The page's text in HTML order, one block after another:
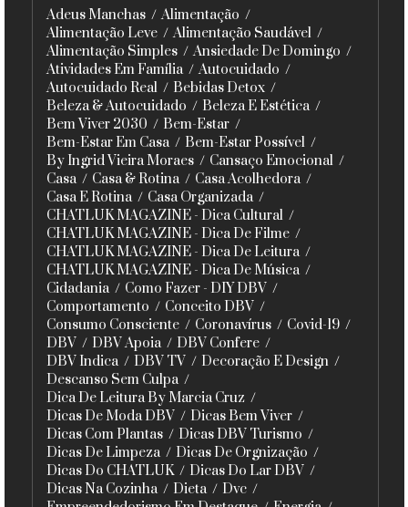
Adeus Manchas
Alimentação
Alimentação Leve
Alimentação Saudável
Alimentação Simples
Ansiedade De Domingo
Atividades Em Família
Autocuidado
Autocuidado Real
Bebidas Detox
Beleza & Autocuidado
Beleza E Estética
Bem Viver 2030
Bem-Estar
Bem-Estar Em Casa
Bem-Estar Possível
By Ingrid Vieira Moraes
Cansaço Emocional
Casa
Casa & Rotina
Casa Acolhedora
Casa E Rotina
Casa Organizada
CHATLUK MAGAZINE - Dica Cultural
CHATLUK MAGAZINE - Dica De Filme
CHATLUK MAGAZINE - Dica De Leitura
CHATLUK MAGAZINE - Dica De Música
Cidadania
Como Fazer - DIY DBV
Comportamento
Conceito DBV
Consumo Consciente
Coronavírus
Covid-19
DBV
DBV Apoia
DBV Confere
DBV Indica
DBV TV
Decoração E Design
Descanso Sem Culpa
Dica De Leitura By Marcia Cruz
Dicas De Moda DBV
Dicas Bem Viver
Dicas Com Plantas
Dicas DBV Turismo
Dicas De Limpeza
Dicas De Orgnização
Dicas Do CHATLUK
Dicas Do Lar DBV
Dicas Na Cozinha
Dieta
Dvc